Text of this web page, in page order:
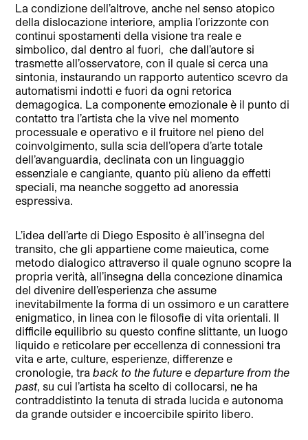
La condizione dell’altrove, anche nel senso atopico
della dislocazione interiore, amplia l’orizzonte con
continui spostamenti della visione tra reale e
simbolico, dal dentro al fuori, che dall’autore si
trasmette all’osservatore, con il quale si cerca una
sintonia, instaurando un rapporto autentico scevro da
automatismi indotti e fuori da ogni retorica
demagogica. La componente emozionale è il punto di
contatto tra l’artista che la vive nel momento
processuale e operativo e il fruitore nel pieno del
coinvolgimento, sulla scia dell’opera d’arte totale
dell’avanguardia, declinata con un linguaggio
essenziale e cangiante, quanto più alieno da effetti
speciali, ma neanche soggetto ad anoressia
espressiva.
L’idea dell’arte di Diego Esposito è all’insegna del
transito, che gli appartiene come maieutica, come
metodo dialogico attraverso il quale ognuno scopre la
propria verità, all’insegna della concezione dinamica
del divenire dell’esperienza che assume
inevitabilmente la forma di un ossimoro e un carattere
enigmatico, in linea con le filosofie di vita orientali. Il
difficile equilibrio su questo confine slittante, un luogo
liquido e reticolare per eccellenza di connessioni tra
vita e arte, culture, esperienze, differenze e
cronologie, traback to the future edeparture from the
past, su cui l’artista ha scelto di collocarsi, ne ha
contraddistinto la tenuta di strada lucida e autonoma
da grande outsider e incoercibile spirito libero.